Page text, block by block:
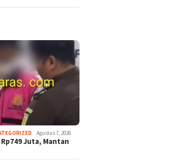
Agustus 7, 2026
Juta, Mantan